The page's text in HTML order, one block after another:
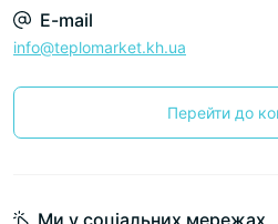
E-mail
info@teplomarket.kh.ua
Перейти до